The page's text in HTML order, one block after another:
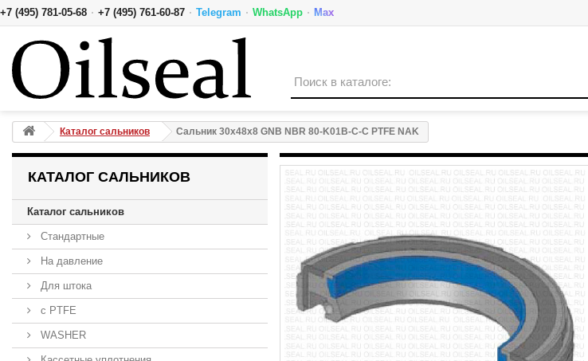
+7 (495) 781-05-68 · +7 (495) 761-60-87 · Telegram · WhatsApp · Max
Каталог сальников Сальник 30x48x8 GNB NBR 80-K01B-C-C PTFE NAK
КАТАЛОГ САЛЬНИКОВ
Каталог сальников
Стандартные
На давление
Для штока
с PTFE
WASHER
Сальник 30x48x8 GNB NBR 80-K01B-C-C PTFE NAK